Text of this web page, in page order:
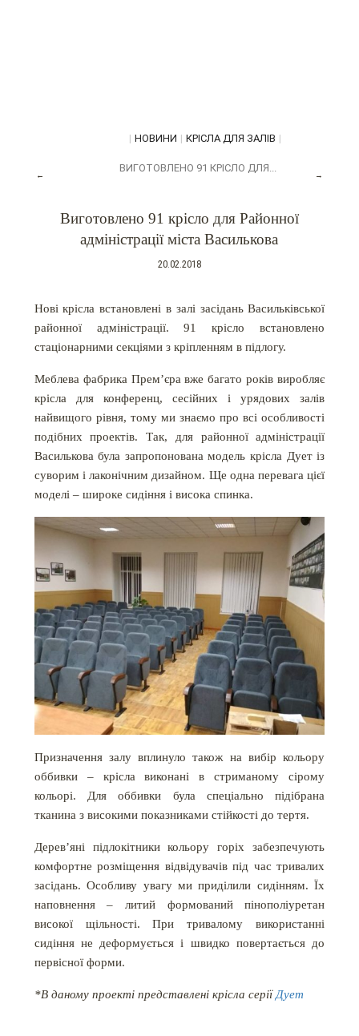
| НОВИНИ | КРІСЛА ДЛЯ ЗАЛІВ |
ВИГОТОВЛЕНО 91 КРІСЛО ДЛЯ...
Виготовлено 91 крісло для Районної
адміністрації міста Василькова
20.02.2018
Нові крісла встановлені в залі засідань Васильківської
районної адміністрації. 91 крісло встановлено
стаціонарними секціями з кріпленням в підлогу.
Меблева фабрика Прем’єра вже багато років виробляє
крісла для конференц, сесійних і урядових залів
найвищого рівня, тому ми знаємо про всі особливості
подібних проектів. Так, для районної адміністрації
Василькова була запропонована модель крісла Дует із
суворим і лаконічним дизайном. Ще одна перевага цієї
моделі – широке сидіння і висока спинка.
Призначення залу вплинуло також на вибір кольору
оббивки – крісла виконані в стриманому сірому
кольорі. Для оббивки була спеціально підібрана
тканина з високими показниками стійкості до тертя.
Дерев’яні підлокітники кольору горіх забезпечують
комфортне розміщення відвідувачів під час тривалих
засідань. Особливу увагу ми приділили сидінням. Їх
наповнення – литий формований пінополіуретан
високої щільності. При тривалому використанні
сидіння не деформується і швидко повертається до
первісної форми.
*В даному проекті представлені крісла серії Дует
← →